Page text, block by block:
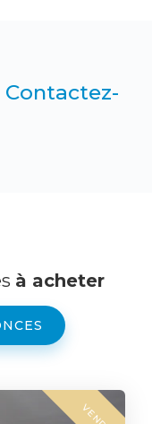
Contactez-
à acheter